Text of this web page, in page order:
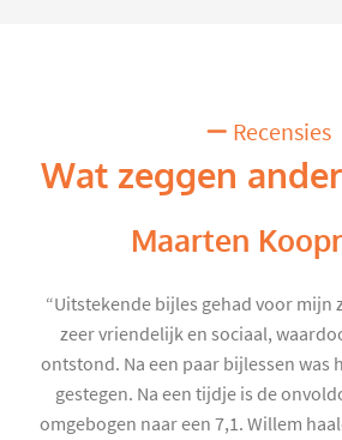
Recensies
Wat zeggen
Maarten
“Uitstekende bijles gehad voor mijn
zeer vriendelijk en sociaal,
ontstond. Na een paar bijlessen was
gestegen. Na een tijdje is de
omgebogen naar een 7,1. Willem